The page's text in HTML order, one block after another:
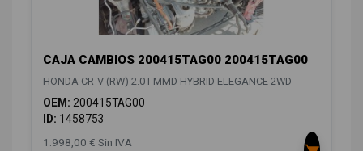
CAJA CAMBIOS 200415TAG00 200415TAG00
HONDA CR-V (RW) 2.0 I-MMD HYBRID ELEGANCE 2WD
OEM: 200415TAG00
ID: 1458753
1.998,00 € Sin IVA